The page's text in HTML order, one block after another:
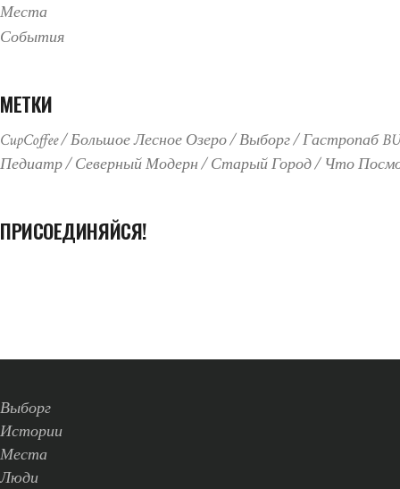
Места
События
МЕТКИ
CupCoffee Большое Лесное Озеро Выборг
Гастропаб
Педиатр
Северный Модерн Старый Город Что
ПРИСОЕДИНЯЙСЯ!
Выборг
Истории
Места
Люди